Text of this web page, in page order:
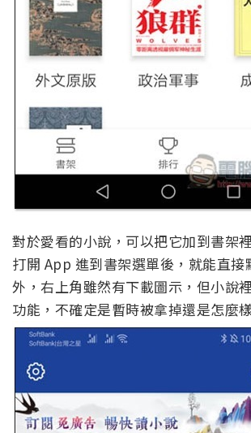
對於愛看的小說，可以把它加到書架
打開 App 進到書架選單後，就能直接
外，右上角雖然有下載圖示，但小說
功能，不確定是暫時被拿掉還是怎麼